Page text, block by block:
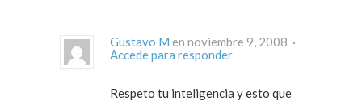
Gustavo M
en noviembre 9, 2008 ·
Accede para responder
Respeto tu inteligencia y esto que